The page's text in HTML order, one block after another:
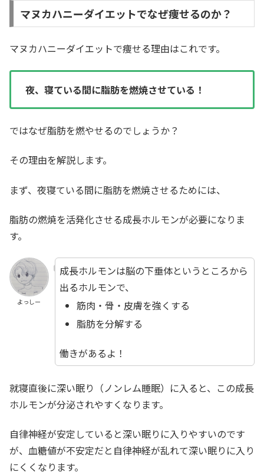
マヌカハニーダイエットでなぜ痩せるのか？
マヌカハニーダイエットで痩せる理由はこれです。
夜、寝ている間に脂肪を燃焼させている！
ではなぜ脂肪を燃やせるのでしょうか？
その理由を解説します。
まず、夜寝ている間に脂肪を燃焼させるためには、
脂肪の燃焼を活発化させる成長ホルモンが必要になりま
す。
よっしー
成長ホルモンは脳の下垂体というところから
出るホルモンで、
筋肉・骨・皮膚を強くする
脂肪を分解する
働きがあるよ！
就寝直後に深い眠り（ノンレム睡眠）に入ると、この成長
ホルモンが分泌されやすくなります。
自律神経が安定していると深い眠りに入りやすいのです
が、血糖値が不安定だと自律神経が乱れて深い眠りに入り
にくくなります。